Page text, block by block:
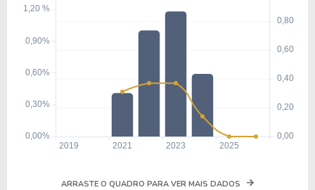
ARRASTE O QUADRO PARA VER MAIS DADOS